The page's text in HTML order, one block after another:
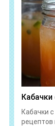
Кабачки
Кабачки
рецептов